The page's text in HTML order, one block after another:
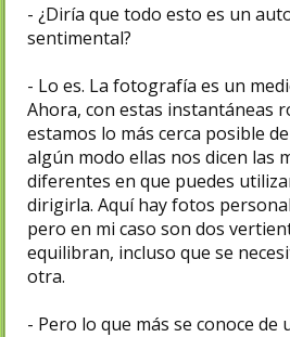
- ¿Diría que todo esto es un
sentimental?
- Lo es. La fotografía es un
Ahora, con estas instantáneas
estamos lo más cerca posible
algún modo ellas nos dicen las
diferentes en que puedes
dirigirla. Aquí hay fotos
pero en mi caso son dos
equilibran, incluso que se
otra.
- Pero lo que más se conoce de